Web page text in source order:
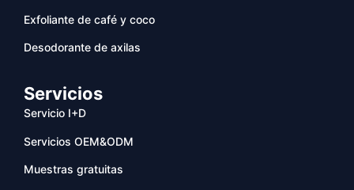
Exfoliante de café y coco
Desodorante de axilas
Servicios
Servicio I+D
Servicios OEM&ODM
Muestras gratuitas